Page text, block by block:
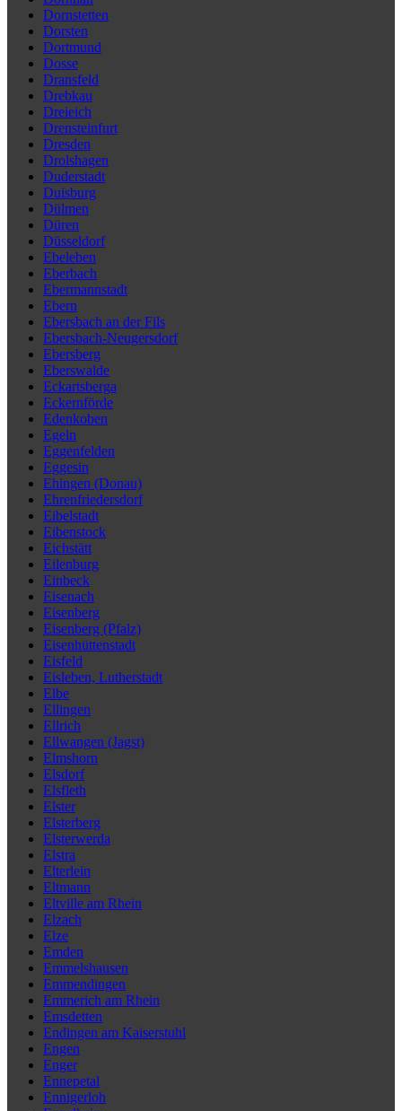
Dornstetten
Dorsten
Dortmund
Dosse
Dransfeld
Drebkau
Dreieich
Drensteinfurt
Dresden
Drolshagen
Duderstadt
Duisburg
Dülmen
Düren
Düsseldorf
Ebeleben
Eberbach
Ebermannstadt
Ebern
Ebersbach an der Fils
Ebersbach-Neugersdorf
Ebersberg
Eberswalde
Eckartsberga
Eckernförde
Edenkoben
Egeln
Eggenfelden
Eggesin
Ehingen (Donau)
Ehrenfriedersdorf
Eibelstadt
Eibenstock
Eichstätt
Eilenburg
Einbeck
Eisenach
Eisenberg
Eisenberg (Pfalz)
Eisenhüttenstadt
Eisfeld
Eisleben, Lutherstadt
Elbe
Ellingen
Ellrich
Ellwangen (Jagst)
Elmshorn
Elsdorf
Elsfleth
Elster
Elsterberg
Elsterwerda
Elstra
Elterlein
Eltmann
Eltville am Rhein
Elzach
Elze
Emden
Emmelshausen
Emmendingen
Emmerich am Rhein
Emsdetten
Endingen am Kaiserstuhl
Engen
Enger
Ennepetal
Ennigerloh